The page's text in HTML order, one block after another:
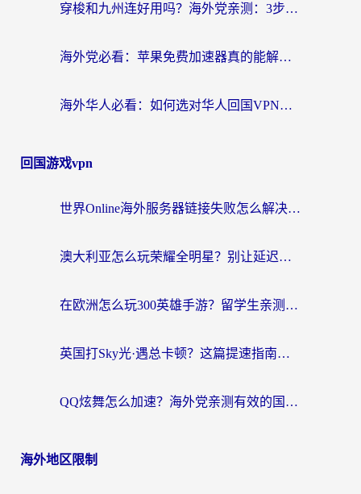
穿梭和九州连好用吗？海外党亲测：3步选对回国加速器，无缝刷国内剧玩国服
海外党必看：苹果免费加速器真的能解决回国访问难题吗？附实测对比与全平台方案
海外华人必看：如何选对华人回国VPN，无缝刷国内剧、玩手游？
回国游戏vpn
世界Online海外服务器链接失败怎么解决？告别卡顿延迟，海外玩国服游戏的正确打开方式
澳大利亚怎么玩荣耀全明星？别让延迟毁了你的连招！海外党专属加速攻略
在欧洲怎么玩300英雄手游？留学生亲测有效的国服游戏加速指南
英国打Sky光·遇总卡顿？这篇提速指南帮你找回治愈感
QQ炫舞怎么加速？海外党亲测有效的国服游戏加速指南（附失落城堡金铲铲之战解决方案）
海外地区限制